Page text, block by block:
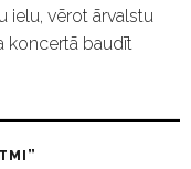
ielu, vērot ārvalstu
koncertā baudīt